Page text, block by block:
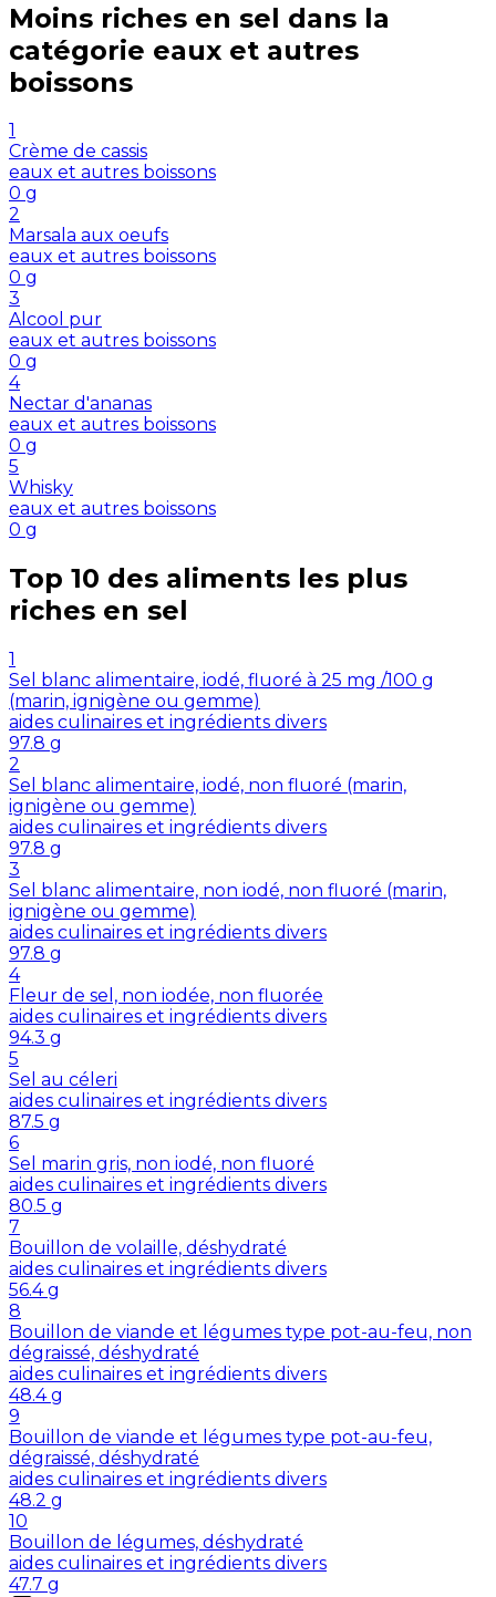
Moins riches en sel dans la
catégorie eaux et autres
boissons
1
Crème de cassis
eaux et autres boissons
0 g
2
Marsala aux oeufs
eaux et autres boissons
0 g
3
Alcool pur
eaux et autres boissons
0 g
4
Nectar d'ananas
eaux et autres boissons
0 g
5
Whisky
eaux et autres boissons
0 g
Top 10 des aliments les plus
riches en sel
1
Sel blanc alimentaire, iodé, fluoré à 25 mg /100 g
(marin, ignigène ou gemme)
aides culinaires et ingrédients divers
97.8 g
2
Sel blanc alimentaire, iodé, non fluoré (marin,
ignigène ou gemme)
aides culinaires et ingrédients divers
97.8 g
3
Sel blanc alimentaire, non iodé, non fluoré (marin,
ignigène ou gemme)
aides culinaires et ingrédients divers
97.8 g
4
Fleur de sel, non iodée, non fluorée
aides culinaires et ingrédients divers
94.3 g
5
Sel au céleri
aides culinaires et ingrédients divers
87.5 g
6
Sel marin gris, non iodé, non fluoré
aides culinaires et ingrédients divers
80.5 g
7
Bouillon de volaille, déshydraté
aides culinaires et ingrédients divers
56.4 g
8
Bouillon de viande et légumes type pot-au-feu, non
dégraissé, déshydraté
aides culinaires et ingrédients divers
48.4 g
9
Bouillon de viande et légumes type pot-au-feu,
dégraissé, déshydraté
aides culinaires et ingrédients divers
48.2 g
10
Bouillon de légumes, déshydraté
aides culinaires et ingrédients divers
47.7 g